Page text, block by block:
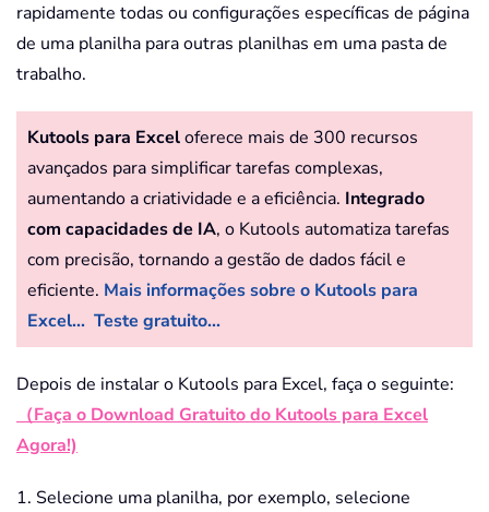
rapidamente todas ou configurações específicas de página
de uma planilha para outras planilhas em uma pasta de
trabalho.
Kutools para Exceloferece mais de 300 recursos
avançados para simplificar tarefas complexas,
aumentando a criatividade e a eficiência. Integrado
com capacidades de IA, o Kutools automatiza tarefas
com precisão, tornando a gestão de dados fácil e
eficiente. Mais informações sobre o Kutools para
Excel... Teste gratuito...
Depois de instalar o Kutools para Excel, faça o seguinte:
（Faça o Download Gratuito do Kutools para Excel
Agora!)
1. Selecione uma planilha, por exemplo, selecione